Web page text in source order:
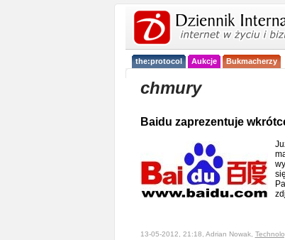
the:protocol Aukcje Bukmacherzy
chmury
Baidu zaprezentuje
13-05-2012, 21:18, Adrian Nowak,